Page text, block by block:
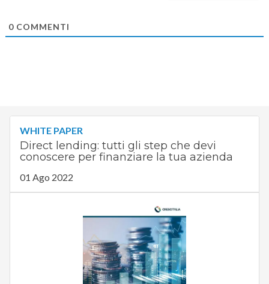
0COMMENTI
WHITE PAPER
Direct lending: tutti gli step che devi
conoscere per finanziare la tua azienda
01 Ago 2022